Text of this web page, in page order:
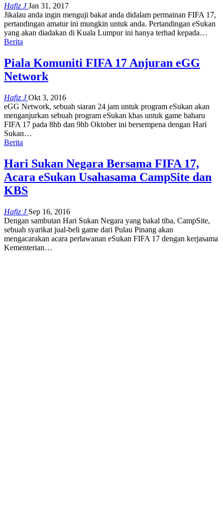
Hafiz JJan 31, 2017
Jikalau anda ingin menguji bakat anda didalam permainan FIFA 17,
pertandingan amatur ini mungkin untuk anda. Pertandingan eSukan
yang akan diadakan di Kuala Lumpur ini hanya terhad kepada…
Berita
Piala Komuniti FIFA 17 Anjuran eGG
Network
Hafiz JOkt 3, 2016
eGG Network, sebuah siaran 24 jam untuk program eSukan akan
menganjurkan sebuah program eSukan khas untuk game baharu
FIFA 17 pada 8hb dan 9hb Oktober ini bersempena dengan Hari
Sukan…
Berita
Hari Sukan Negara Bersama FIFA 17,
Acara eSukan Usahasama CampSite dan
KBS
Hafiz J Sep 16, 2016
Dengan sambutan Hari Sukan Negara yang bakal tiba, CampSite,
sebuah syarikat jual-beli game dari Pulau Pinang akan
mengacarakan acara perlawanan eSukan FIFA 17 dengan kerjasama
Kementerian…